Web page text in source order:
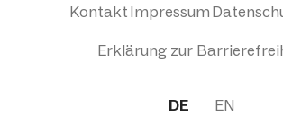
KontaktImpressum
Erklärung zur
DE EN